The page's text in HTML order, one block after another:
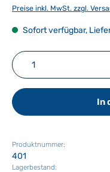
Preise inkl. MwSt. zzgl.
Sofort verfügbar,
Produkt Anzahl:
In
Produktnummer:
401
Lagerbestand: